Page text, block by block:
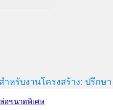
ำหรับงานโครงสร้าง: ปรึก
อขนาดพิเศษ